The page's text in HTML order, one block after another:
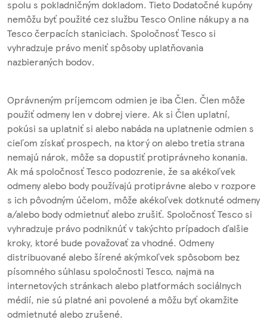
spolu s pokladničným dokladom. Tieto Dodatočné kupóny
nemôžu byť použité cez službu Tesco Online nákupy a na
Tesco čerpacích staniciach. Spoločnosť Tesco si
vyhradzuje právo meniť spôsoby uplatňovania
nazbieraných bodov.
Oprávneným príjemcom odmien je iba Člen. Člen môže
použiť odmeny len v dobrej viere. Ak si Člen uplatní,
pokúsi sa uplatniť si alebo nabáda na uplatnenie odmien s
cieľom získať prospech, na ktorý on alebo tretia strana
nemajú nárok, môže sa dopustiť protiprávneho konania.
Ak má spoločnosť Tesco podozrenie, že sa akékoľvek
odmeny alebo body používajú protiprávne alebo v rozpore
s ich pôvodným účelom, môže akékoľvek dotknuté odmeny
a/alebo body odmietnuť alebo zrušiť. Spoločnosť Tesco si
vyhradzuje právo podniknúť v takýchto prípadoch ďalšie
kroky, ktoré bude považovať za vhodné. Odmeny
distribuované alebo šírené akýmkoľvek spôsobom bez
písomného súhlasu spoločnosti Tesco, najmä na
internetových stránkach alebo platformách sociálnych
médií, nie sú platné ani povolené a môžu byť okamžite
odmietnuté alebo zrušené.